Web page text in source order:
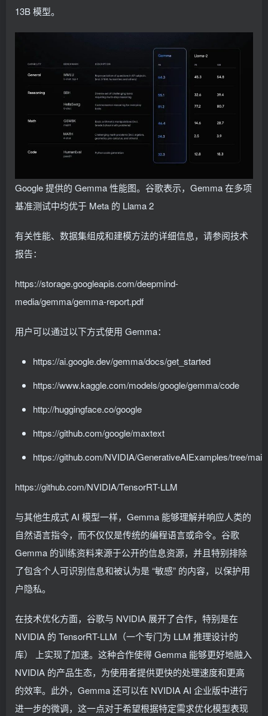
13B 模型。
Google 提供的 Gemma 性能图。谷歌表示，Gemma 在多项
基准测试中均优于 Meta 的 Llama 2
有关性能、数据集组成和建模方法的详细信息，请参阅技术
报告：
https://storage.googleapis.com/deepmind-
media/gemma/gemma-report.pdf
用户可以通过以下方式使用 Gemma：
https://ai.google.dev/gemma/docs/get_started
https://www.kaggle.com/models/google/gemma/code
http://huggingface.co/google
https://github.com/google/maxtext
https://github.com/NVIDIA/GenerativeAIExamples/tree/
https://github.com/NVIDIA/TensorRT-LLM
与其他生成式 AI 模型一样，Gemma 能够理解并响应人类的
自然语言指令，而不仅仅是传统的编程语言或命令。谷歌
Gemma 的训练资料来源于公开的信息资源，并且特别排除
了包含个人可识别信息和被认为是 “敏感” 的内容，以保护用
户隐私。
在技术优化方面，谷歌与 NVIDIA 展开了合作，特别是在
NVIDIA 的 TensorRT-LLM（一个专门为 LLM 推理设计的
库） 上实现了加速。这种合作使得 Gemma 能够更好地融入
NVIDIA 的产品生态，为使用者提供更快的处理速度和更高
的效率。此外，Gemma 还可以在 NVIDIA AI 企业版中进行
进一步的微调，这一点对于希望根据特定需求优化模型表现